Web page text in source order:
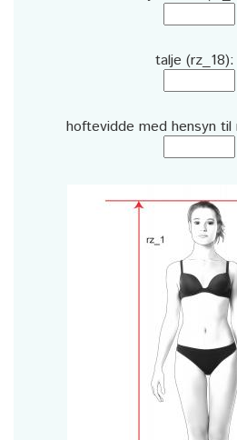
talje (rz_18):
hoftevidde med hensyn til